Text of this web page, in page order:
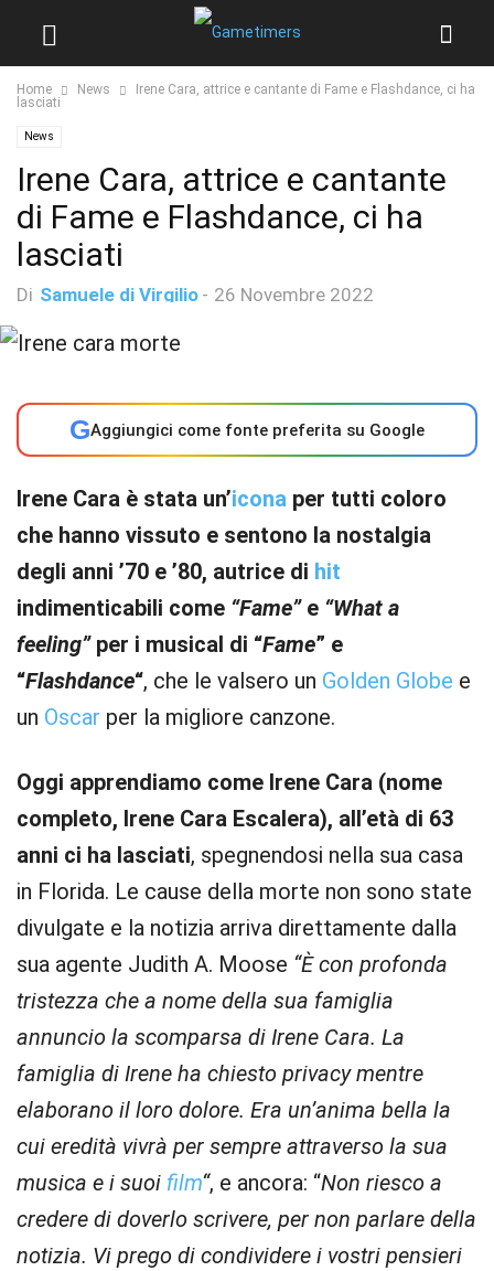
Home News
Irene Cara, attrice e cantante di Fame e Flashdance, ci ha
lasciati
News
Irene Cara, attrice e cantante
di Fame e Flashdance, ci ha
lasciati
Di Samuele di Virgilio - 26 Novembre 2022
GAggiungici come fonte preferita su Google
Irene Cara è stata un’icona per tutti coloro
che hanno vissuto e sentono la nostalgia
degli anni ’70 e ’80, autrice di hit
indimenticabili come “Fame”e “What a
feeling”per i musical di “Fame” e
“Flashdance“, che le valsero un Golden Globe e
un Oscar per la migliore canzone.
Oggi apprendiamo come Irene Cara (nome
completo, Irene Cara Escalera), all’età di 63
anni ci ha lasciati, spegnendosi nella sua casa
in Florida. Le cause della morte non sono state
divulgate e la notizia arriva direttamente dalla
sua agente Judith A. Moose “È con profonda
tristezza che a nome della sua famiglia
annuncio la scomparsa di Irene Cara. La
famiglia di Irene ha chiesto privacy mentre
elaborano il loro dolore. Era un’anima bella la
cui eredità vivrà per sempre attraverso la sua
musica e i suoi film“, e ancora: “Non riesco a
credere di doverlo scrivere, per non parlare della
notizia. Vi prego di condividere i vostri pensieri